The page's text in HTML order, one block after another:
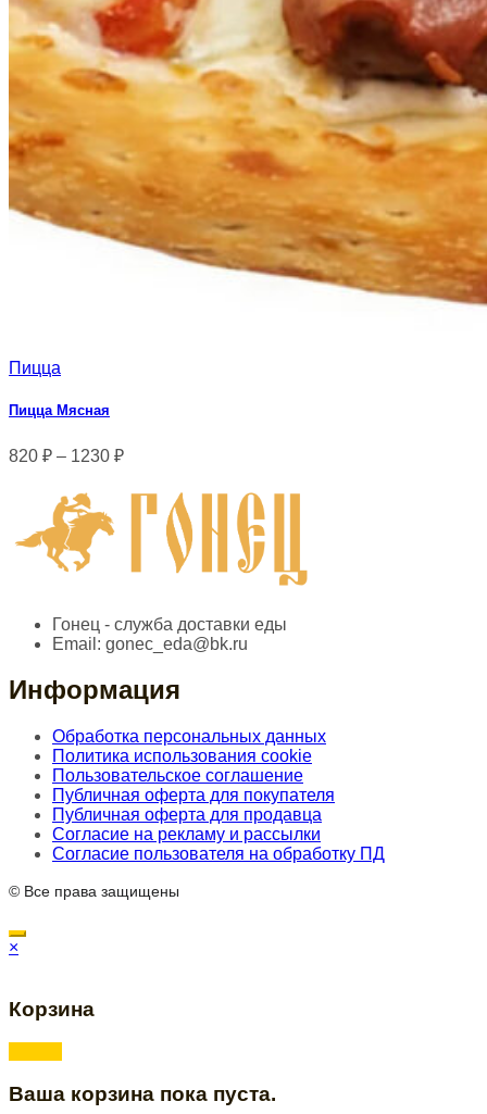
Пицца
Пицца Мясная
820 ₽ – 1230 ₽
Гонец - служба доставки еды
Email: gonec_eda@bk.ru
Информация
Обработка персональных данных
Политика использования cookie
Пользовательское соглашение
Публичная оферта для покупателя
Публичная оферта для продавца
Согласие на рекламу и рассылки
Согласие пользователя на обработку ПД
© Все права защищены
×
Корзина
Ваша корзина пока пуста.